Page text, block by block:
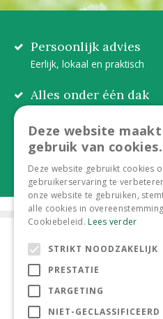
Persoonlijk advies
Eerlijk, lokaal en praktisch
Alles onder één dak
Duurzaam en
Lever je statiegeldflessen
Contact
Openingstijden
Meer informatie
Deze website maakt
gebruik van cookies.
Deze website gebruikt cookies
gebruikerservaring te
onze website te gebruiken,
alle cookies in
Cookiebeleid. Lees verder
STRIKT NOODZAKELIJK
PRESTATIE
TARGETING
NIET-GECLASSIFICEERD